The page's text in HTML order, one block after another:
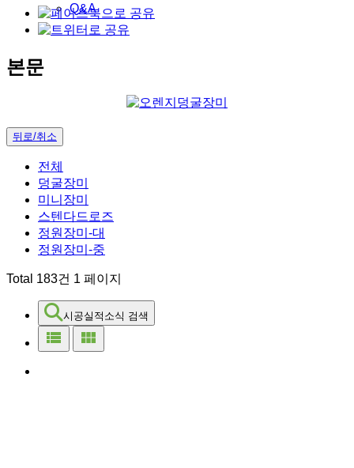
Q&A
본문
뒤로/취소
전체
덩굴장미
미니장미
스텐다드로즈
정원장미-대
정원장미-중
Total 183건 1 페이지
시공실적소식 검색
view_list view_module